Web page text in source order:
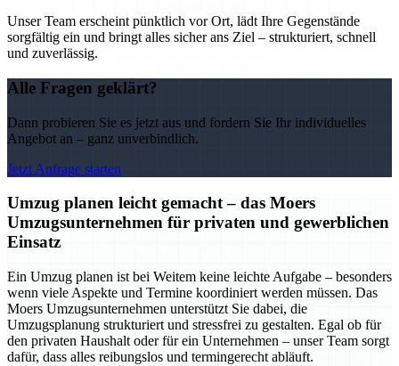
Unser Team erscheint pünktlich vor Ort, lädt Ihre Gegenstände
sorgfältig ein und bringt alles sicher ans Ziel – strukturiert, schnell
und zuverlässig.
Alle Fragen geklärt?
Dann probieren Sie es jetzt aus und fordern Sie Ihr individuelles
Angebot an – ganz unverbindlich.
Jetzt Anfrage starten
Umzug planen leicht gemacht – das Moers
Umzugsunternehmen für privaten und gewerblichen
Einsatz
Ein Umzug planen ist bei Weitem keine leichte Aufgabe – besonders
wenn viele Aspekte und Termine koordiniert werden müssen. Das
Moers Umzugsunternehmen unterstützt Sie dabei, die
Umzugsplanung strukturiert und stressfrei zu gestalten. Egal ob für
den privaten Haushalt oder für ein Unternehmen – unser Team sorgt
dafür, dass alles reibungslos und termingerecht abläuft.